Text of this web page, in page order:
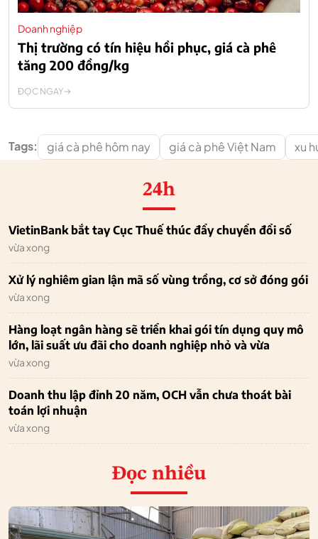
Doanh nghiệp
Thị trường có tín hiệu hồi phục, giá cà phê
tăng 200 đồng/kg
ĐỌC NGAY
Tags: giá cà phê hôm nay giá cà phê Việt Nam xu
24h
VietinBank bắt tay Cục Thuế thúc đẩy chuyển đổi số
vừa xong
Xử lý nghiêm gian lận mã số vùng trồng, cơ sở đóng gói
vừa xong
Hàng loạt ngân hàng sẽ triển khai gói tín dụng quy mô
lớn, lãi suất ưu đãi cho doanh nghiệp nhỏ và vừa
vừa xong
Doanh thu lập đỉnh 20 năm, OCH vẫn chưa thoát bài
toán lợi nhuận
vừa xong
Đọc nhiều